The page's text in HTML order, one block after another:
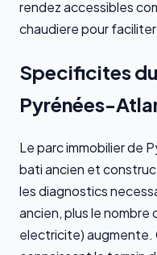
rendez accessibles
chaudiere pour
Specificites
Pyrénées-
Le parc immobilier de
bati ancien et
les diagnostics
ancien, plus le
electricite) augmente.